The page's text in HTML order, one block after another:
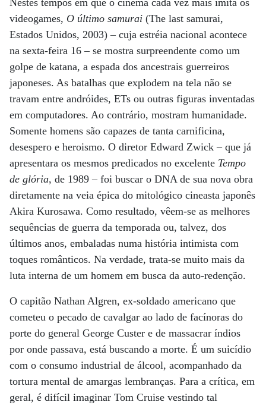
Nestes tempos em que o cinema cada vez mais imita os
videogames, O último samurai (The last samurai,
Estados Unidos, 2003) – cuja estréia nacional acontece
na sexta-feira 16 – se mostra surpreendente como um
golpe de katana, a espada dos ancestrais guerreiros
japoneses. As batalhas que explodem na tela não se
travam entre andróides, ETs ou outras figuras inventadas
em computadores. Ao contrário, mostram humanidade.
Somente homens são capazes de tanta carnificina,
desespero e heroismo. O diretor Edward Zwick – que já
apresentara os mesmos predicados no excelente Tempo
de glória, de 1989 – foi buscar o DNA de sua nova obra
diretamente na veia épica do mitológico cineasta japonês
Akira Kurosawa. Como resultado, vêem-se as melhores
sequências de guerra da temporada ou, talvez, dos
últimos anos, embaladas numa história intimista com
toques românticos. Na verdade, trata-se muito mais da
luta interna de um homem em busca da auto-redenção.
O capitão Nathan Algren, ex-soldado americano que
cometeu o pecado de cavalgar ao lado de facínoras do
porte do general George Custer e de massacrar índios
por onde passava, está buscando a morte. É um suicídio
com o consumo industrial de álcool, acompanhado da
tortura mental de amargas lembranças. Para a crítica, em
geral, é difícil imaginar Tom Cruise vestindo tal